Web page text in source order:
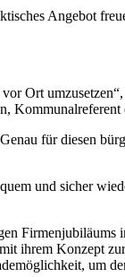
Angebot
Ort
für diesen
und sicher
Firmenjubiläums
ihrem Konzept
um